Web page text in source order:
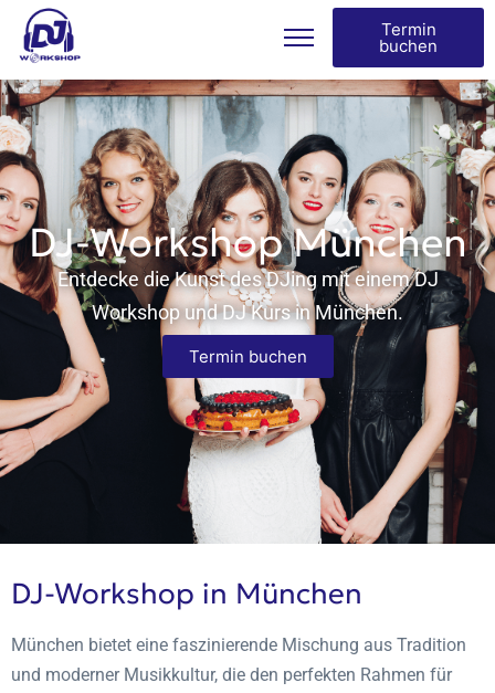
Termin
buchen
DJ-Workshop München
Entdecke die Kunst des DJing mit einem DJ
Workshop und DJ Kurs in München.
Termin buchen
DJ-Workshop in München
München bietet eine faszinierende Mischung aus Tradition
und moderner Musikkultur, die den perfekten Rahmen für